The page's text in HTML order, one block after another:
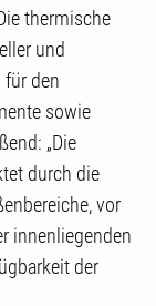
thermische
und
für den
sowie
„Die
durch die
vor
innenliegenden
der